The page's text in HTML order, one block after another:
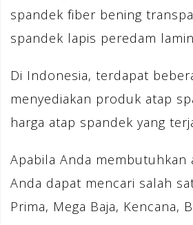
spandek fiber bening
spandek lapis peredam
Di Indonesia, terdapat
menyediakan produk atap
harga atap spandek yang
Apabila Anda membutuhkan
Anda dapat mencari salah
Prima, Mega Baja, Kencana,